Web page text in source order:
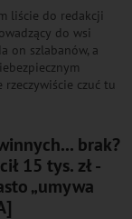
liście do redakcji
do wsi
on szlabanów, a
czuć tu
brak?
15 tys. zł -
„umywa